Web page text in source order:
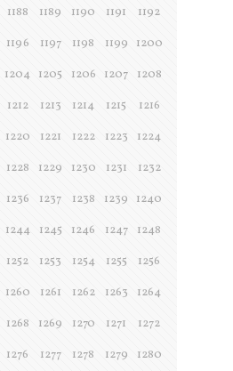
1188 1189 1190 1191
1192
1196 1197 1198 1199
1200
1204 1205 1206 1207
1208
1212 1213 1214 1215
1216
1220 1221 1222 1223
1224
1228 1229 1230 1231
1232
1236 1237 1238 1239
1240
1244 1245 1246 1247
1248
1252 1253 1254 1255
1256
1260 1261 1262 1263
1264
1268 1269 1270 1271
1272
1276 1277 1278 1279
1280